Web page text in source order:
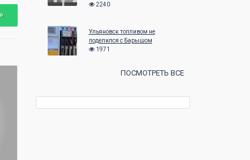
2240
Ульяновск топливом не
поделился с Барышом
1971
ПОСМОТРЕТЬ ВСЕ